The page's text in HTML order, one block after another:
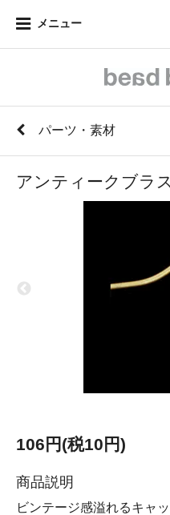
メニュー
パーツ・素材
アンティークブラ
106円(税10円)
商品説明
ビンテージ感溢れるキャッ